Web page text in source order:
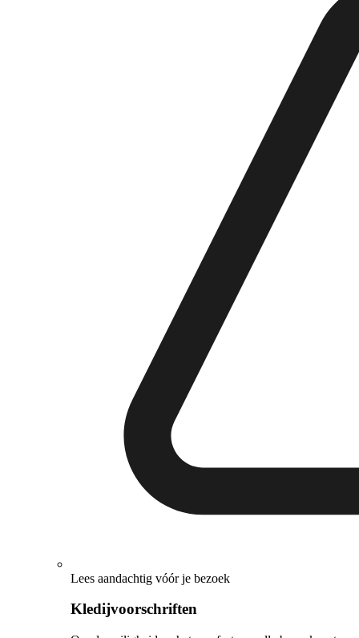
Lees aandachtig vóór je bezoek
Kledijvoorschriften